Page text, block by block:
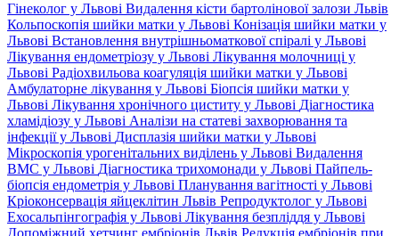
Гінеколог у Львові Видалення кісти бартолінової залози Львів
Кольпоскопія шийки матки у Львові Конізація шийки матки у
Львові Встановлення внутрішньоматкової спіралі у Львові
Лікування ендометріозу у Львові Лікування молочниці у
Львові Радіохвильова коагуляція шийки матки у Львові
Амбулаторне лікування у Львові Біопсія шийки матки у
Львові Лікування хронічного циститу у Львові Діагностика
хламідіозу у Львові Аналізи на статеві захворювання та
інфекції у Львові Дисплазія шийки матки у Львові
Мікроскопія урогенітальних виділень у Львові Видалення
ВМС у Львові Діагностика трихомонади у Львові Пайпель-
біопсія ендометрія у Львові Планування вагітності у Львові
Кріоконсервація яйцеклітин Львів Репродуктолог у Львові
Ехосальпінгографія у Львові Лікування безпліддя у Львові